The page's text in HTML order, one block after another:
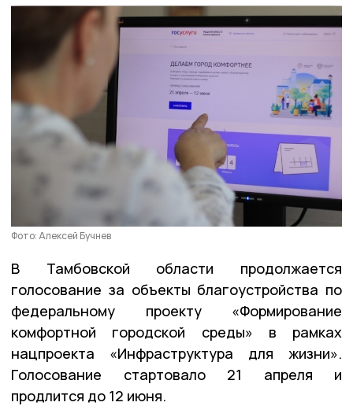
Фото: Алексей Бучнев
В Тамбовской области продолжается
голосование за объекты благоустройства по
федеральному проекту «Формирование
комфортной городской среды» в рамках
нацпроекта «Инфраструктура для жизни».
Голосование стартовало 21 апреля и
продлится до 12 июня.